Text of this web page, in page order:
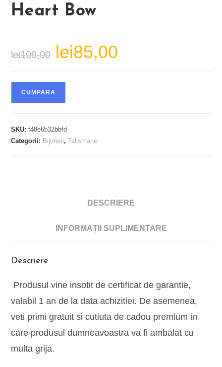
Heart Bow
lei109,00
Prețul
inițial
alei85,00
CUMPARA
SKU:f48e6b32bbfd
Categorii: Bijuterii,Talismane
DESCRIERE
INFORMAȚII SUPLIMENTARE
Descriere
Produsul vine insotit de certificat de garantie,
valabil 1 an de la data achizitiei. De asemenea,
veti primi gratuit si cutiuta de cadou premium in
care produsul dumneavoastra va fi ambalat cu
multa grija.